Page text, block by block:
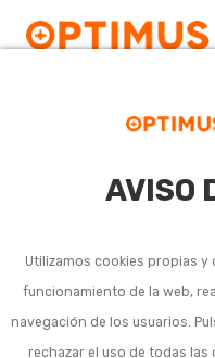
AVISO
Utilizamos cookies propias
funcionamiento de la web,
navegación de los usuarios.
rechazar el uso de todas las
búsqueda.